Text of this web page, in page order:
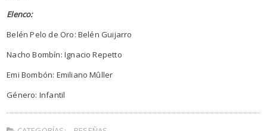
Elenco:
Belén Pelo de Oro: Belén Guijarro
Nacho Bombín: Ignacio Repetto
Emi Bombón: Emiliano Mûller
Género: Infantil